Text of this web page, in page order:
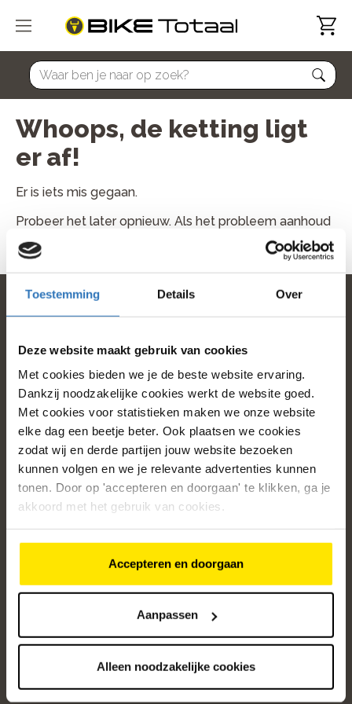
Toestemming Details Over
Deze website maakt gebruik van cookies
Met cookies bieden we je de beste website ervaring.
Dankzij noodzakelijke cookies werkt de website goed.
Met cookies voor statistieken maken we onze website
elke dag een beetje beter. Ook plaatsen we cookies
zodat wij en derde partijen jouw website bezoeken
kunnen volgen en we je relevante advertenties kunnen
tonen. Door op 'accepteren en doorgaan' te klikken, ga je
akkoord met het gebruik van cookies.
Accepteren en doorgaan
Aanpassen
Alleen noodzakelijke cookies
home
Whoops, de ketting ligt
er af!
Er is iets mis gegaan.
Probeer het later opnieuw. Als het probleem aanhoud
neem dan contact met ons op.
home
Populaire categorieën
Onze service
Klantenservice
Over ons
4.8 /5
Altijd op de hoogte van onze acties
Ontvang de beste aanbiedingen en persoonlijk advies.
Aanmelden